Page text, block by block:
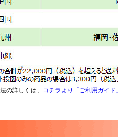
の詳しくは、 コチラより「ご利用ガイド
Bronco Models）